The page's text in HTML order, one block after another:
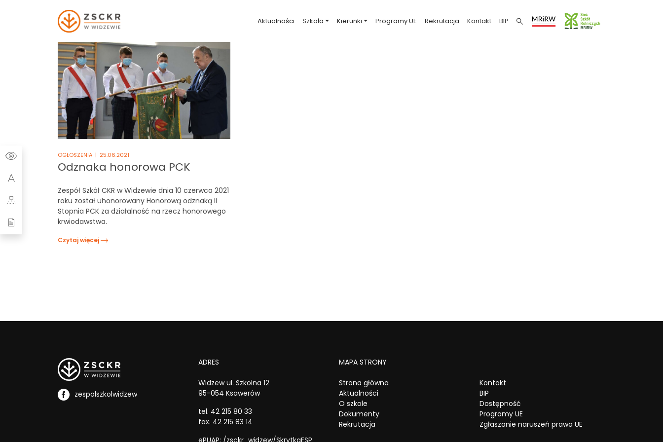
Szukaj:
Aktualności Szkoła Kierunki Programy UE Rekrutacja Kontakt BIP
OGŁOSZENIA | 25.06.2021
Odznaka honorowa PCK
Zespół Szkół CKR w Widzewie dnia 10 czerwca 2021
roku został uhonorowany Honorową odznaką II
Stopnia PCK za działalność na rzecz honorowego
krwiodawstwa.
Czytaj więcej
zespolszkolwidzew
ADRES
Widzew ul. Szkolna 12
95-054 Ksawerów
tel. 42 215 80 33
fax. 42 215 83 14
ePUAP: /zsckr_widzew/SkrytkaESP
MAPA STRONY
Strona główna
Aktualności
O szkole
Dokumenty
Rekrutacja
Kontakt
BIP
Dostępność
Programy UE
Zgłaszanie naruszeń prawa UE